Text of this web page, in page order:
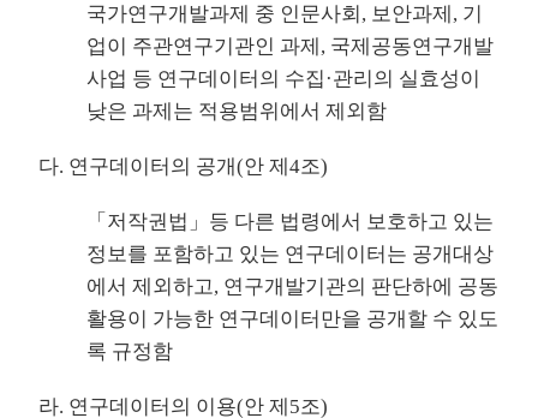
국가연구개발과제 중 인문사회, 보안과제, 기
업이 주관연구기관인 과제, 국제공동연구개발
사업 등 연구데이터의 수집·관리의 실효성이
낮은 과제는 적용범위에서 제외함
다. 연구데이터의 공개(안 제4조)
「저작권법」등 다른 법령에서 보호하고 있는
정보를 포함하고 있는 연구데이터는 공개대상
에서 제외하고, 연구개발기관의 판단하에 공동
활용이 가능한 연구데이터만을 공개할 수 있도
록 규정함
라. 연구데이터의 이용(안 제5조)